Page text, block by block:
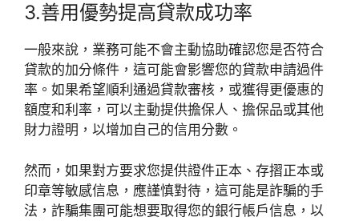
3.善用優勢提高貸款成功率
一般來說，業務可能不會主動協助確認您是否符合
貸款的加分條件，這可能會影響您的貸款申請過件
率。如果希望順利通過貸款審核，或獲得更優惠的
額度和利率，可以主動提供擔保人、擔保品或其他
財力證明，以增加自己的信用分數。
然而，如果對方要求您提供證件正本、存摺正本或
印章等敏感信息，應謹慎對待，這可能是詐騙的手
法，詐騙集團可能想要取得您的銀行帳戶信息，以